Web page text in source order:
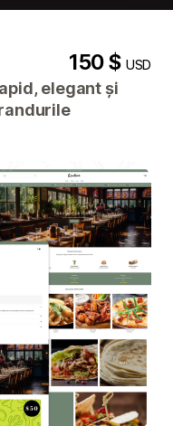
150 $USD
elegant și